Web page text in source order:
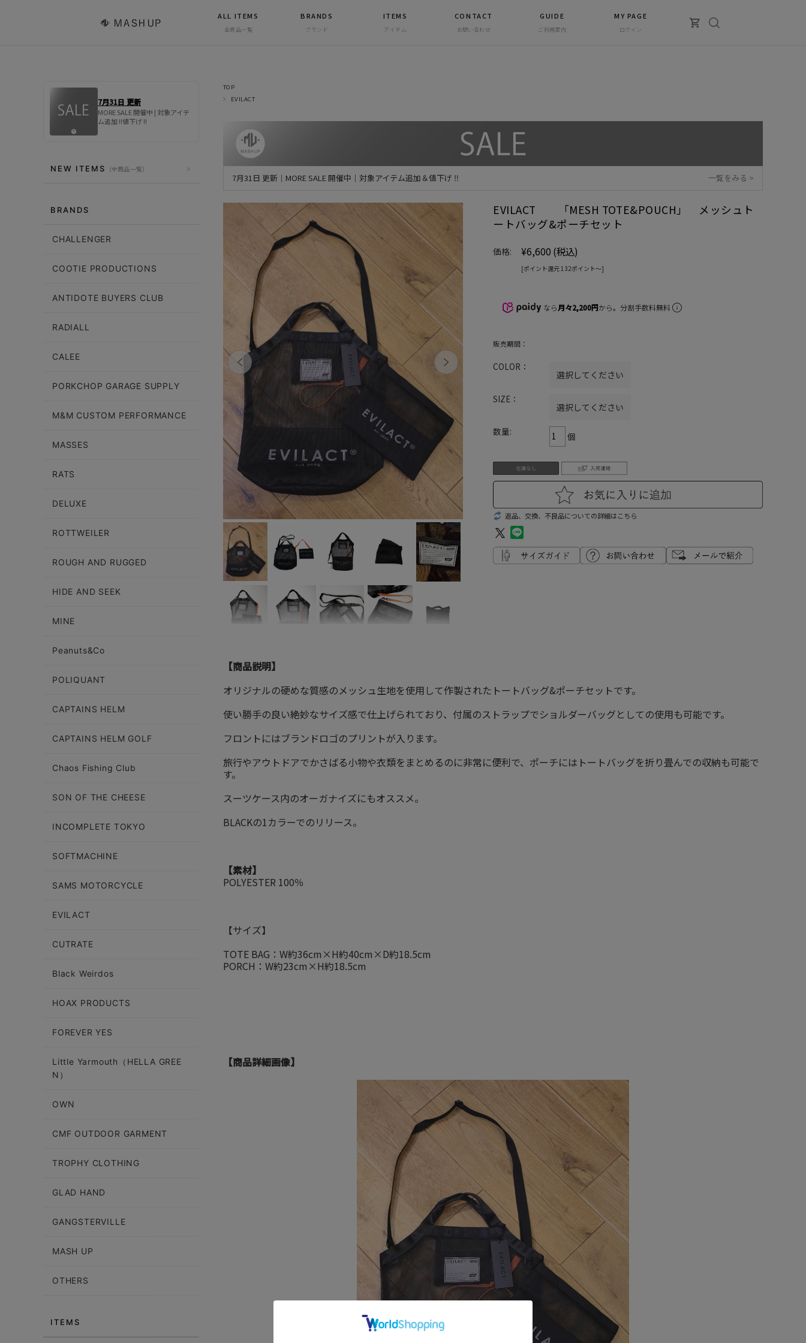
ALL ITEMS
全商品一覧
BRANDS
ブランド
ITEMS
アイテム
CONTACT
お問い合わせ
GUIDE
ご利用案内
MY PAGE
ログイン
TOP
EVILACT
7月31日 更新｜MORE SALE 開催中｜対象アイテム追加＆値下げ ‼ 一覧をみる >
EVILACT 「MESH TOTE&POUCH」 メッシュト
ートバッグ&ポーチセット
価格: ¥6,600 (税込)
[ポイント還元 132ポイント〜]
なら月々2,200円から。分割手数料無料
販売期間：
COLOR：
SIZE：
数量: 個
返品、交換、不良品についての詳細はこちら
【商品説明】
オリジナルの硬めな質感のメッシュ生地を使用して作製されたトートバッグ&ポーチセットです。
使い勝手の良い絶妙なサイズ感で仕上げられており、付属のストラップでショルダーバッグとしての使用も可能です。
フロントにはブランドロゴのプリントが入ります。
旅行やアウトドアでかさばる小物や衣類をまとめるのに非常に便利で、ポーチにはトートバッグを折り畳んでの収納も可能で
す。
スーツケース内のオーガナイズにもオススメ。
BLACKの1カラーでのリリース。
【素材】
POLYESTER 100％
【サイズ】
TOTE BAG：W約36cm×H約40cm×D約18.5cm
PORCH：W約23cm×H約18.5cm
【商品詳細画像】
7月31日 更新
MORE SALE 開催中 | 対象アイテ
ム追加 !!値下げ !!
NEW ITEMS （全商品一覧）
BRANDS
CHALLENGER
COOTIE PRODUCTIONS
ANTIDOTE BUYERS CLUB
RADIALL
CALEE
PORKCHOP GARAGE SUPPLY
M&M CUSTOM PERFORMANCE
MASSES
RATS
DELUXE
ROTTWEILER
ROUGH AND RUGGED
HIDE AND SEEK
MINE
Peanuts&Co
POLIQUANT
CAPTAINS HELM
CAPTAINS HELM GOLF
Chaos Fishing Club
SON OF THE CHEESE
INCOMPLETE TOKYO
SOFTMACHINE
SAMS MOTORCYCLE
EVILACT
CUTRATE
Black Weirdos
HOAX PRODUCTS
FOREVER YES
Little Yarmouth（HELLA GREE
N）
OWN
CMF OUTDOOR GARMENT
TROPHY CLOTHING
GLAD HAND
GANGSTERVILLE
MASH UP
OTHERS
ITEMS